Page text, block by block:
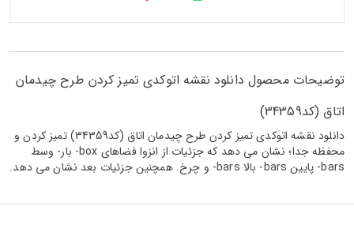
توضیحات محصول دانلود نقشه اتوکدی تمیز کردن طرح چیدمان
اتاق (کد34359)
دانلود نقشه اتوکدی تمیز کردن طرح چیدمان اتاق (کد34359) تمیز کردن و
محفظه جدا؛ نشان می دهد که جزئیات از انزوا فضاهای box- بار- وسط
bars- پایین bars- بالا bars- و چرخ. همچنین جزئیات بعد نشان می دهد.